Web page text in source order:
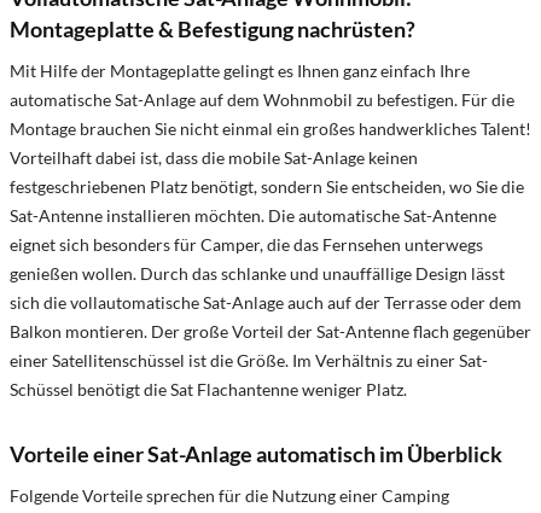
Montageplatte & Befestigung nachrüsten?
Mit Hilfe der Montageplatte gelingt es Ihnen ganz einfach Ihre
automatische Sat-Anlage auf dem Wohnmobil zu befestigen. Für die
Montage brauchen Sie nicht einmal ein großes handwerkliches Talent!
Vorteilhaft dabei ist, dass die mobile Sat-Anlage keinen
festgeschriebenen Platz benötigt, sondern Sie entscheiden, wo Sie die
Sat-Antenne installieren möchten. Die automatische Sat-Antenne
eignet sich besonders für Camper, die das Fernsehen unterwegs
genießen wollen. Durch das schlanke und unauffällige Design lässt
sich die vollautomatische Sat-Anlage auch auf der Terrasse oder dem
Balkon montieren. Der große Vorteil der Sat-Antenne flach gegenüber
einer Satellitenschüssel ist die Größe. Im Verhältnis zu einer Sat-
Schüssel benötigt die Sat Flachantenne weniger Platz.
Vorteile einer Sat-Anlage automatisch im Überblick
Folgende Vorteile sprechen für die Nutzung einer Camping